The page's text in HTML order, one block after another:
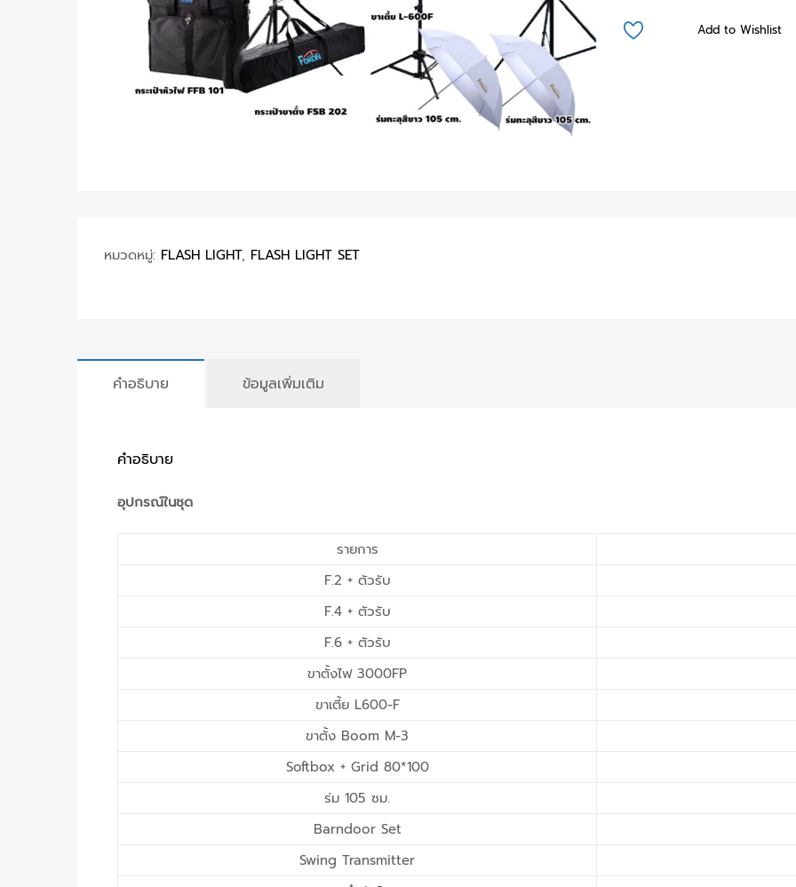
80,000.00฿.
Add to Wishlist
หมวดหมู่: FLASH LIGHT, FLASH LIGHT SET
คำอธิบาย ข้อมูลเพิ่มเติม
คำอธิบาย
อุปกรณ์ในชุด
รายการ
F.2 + ตัวรับ
F.4 + ตัวรับ
F.6 + ตัวรับ
ขาตั้งไฟ 3000FP
ขาเตี้ย L600-F
ขาตั้ง Boom M-3
Softbox + Grid 80*100
ร่ม 105 ซม.
Barndoor Set
Swing Transmitter